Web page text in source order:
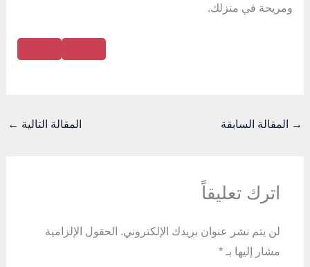
ومريحة في منزلك.
→ المقالة السابقة المقالة التالية ←
اترك تعليقاً
لن يتم نشر عنوان بريدك الإلكتروني. الحقول الإلزامية
مشار إليها بـ *